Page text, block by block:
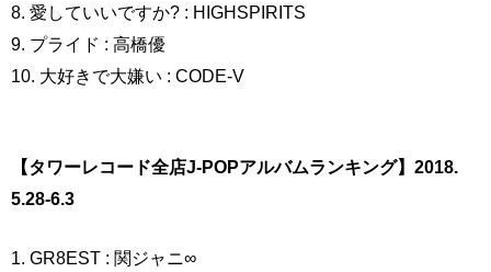
8. 愛していいですか? : HIGHSPIRITS
9. プライド : 高橋優
10. 大好きで大嫌い : CODE-V
【タワーレコード全店J-POPアルバムランキング】2018.
5.28-6.3
1. GR8EST : 関ジャニ∞